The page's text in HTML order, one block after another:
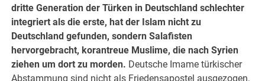
dritte Generation der Türken in Deutschland schlechter
integriert als die erste, hat der Islam nicht zu
Deutschland gefunden, sondern Salafisten
hervorgebracht, korantreue Muslime, die nach Syrien
ziehen um dort zu morden. Deutsche Imame türkischer
Abstammung sind nicht als Friedensapostel ausgezogen,